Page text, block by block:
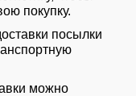
покупку.
посылки
можно